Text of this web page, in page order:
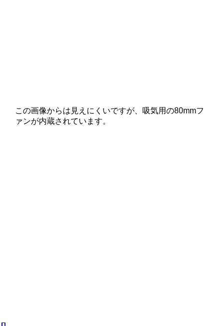
この画像からは見えにくいですが、吸気用の80mmフ
ァンが内蔵されています。